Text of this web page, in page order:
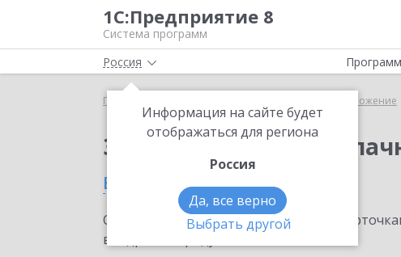
1С:Предприятие 8
Система программ
Россия
Информация на сайте будет
отображаться для региона
Россия
Да, все верно
Выбрать другой
Главная 1С:Касса облачное приложение
Заказать 1С:Касса
в Темиртау
Ознакомьтесь с информационными
внедрение продукта.